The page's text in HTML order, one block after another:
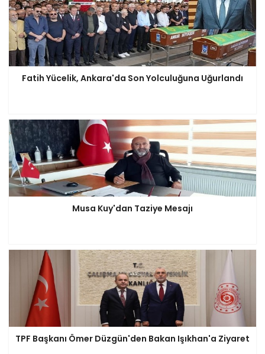
Fatih Yücelik, Ankara'da Son Yolculuğuna Uğurlandı
Musa Kuy'dan Taziye Mesajı
TPF Başkanı Ömer Düzgün'den Bakan Işıkhan'a Ziyaret